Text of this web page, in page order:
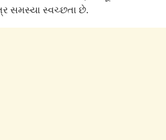
સમસ્યા સ્વચ્છતા છે.